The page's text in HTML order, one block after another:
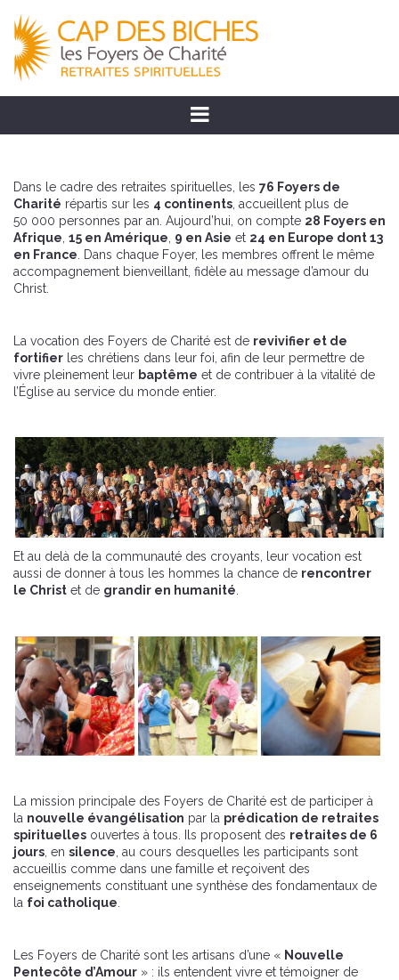
Dans le cadre des retraites spirituelles, les 76 Foyers de
Charité répartis sur les 4 continents , accueillent plus de
50 000 personnes par an. Aujourd’hui, on compte 28 Foyers en
Afrique 15 en Amérique 9 en Asie et 24 en Europe dont 13
en France . Dans chaque Foyer, les membres offrent le même
accompagnement bienveillant, fidèle au message d’amour du
Christ.
La vocation des Foyers de Charité est de revivifier et de
fortifier les chrétiens dans leur foi, afin de leur permettre de
vivre pleinement leur baptême et de contribuer à la vitalité de
l’Église au service du monde entier.
Et au delà de la communauté des croyants, leur vocation est
aussi de donner à tous les hommes la chance de rencontrer
le Christ et de grandir en humanité
La mission principale des Foyers de Charité est de participer à
la nouvelle évangélisation par la prédication de retraites
spirituelles ouvertes à tous. Ils proposent des retraites de 6
jours , en silence , au cours desquelles les participants sont
accueillis comme dans une famille et reçoivent des
enseignements constituant une synthèse des fondamentaux de
la foi catholique
Les Foyers de Charité sont les artisans d’une « Nouvelle
Pentecôte d’Amour » : ils entendent vivre et témoigner de